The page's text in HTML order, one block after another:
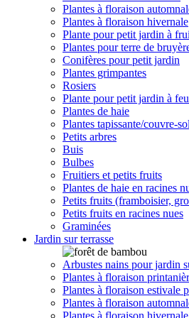
Plantes à floraison
Plantes à floraison hivernale
Plante pour petit jardin à
Plantes pour terre de
Conifères pour petit jardin
Plantes grimpantes
Rosiers
Plante pour petit jardin à
Plantes de haie
Plantes tapissante/couvre-
Petits arbres
Buis
Bulbes
Fruitiers et petits fruits
Plantes de haie en racines
Petits fruits (framboisier,
Petits fruits en racines nues
Graminées
Jardin sur terrasse
Arbustes nains pour jardin
Plantes à floraison
Plantes à floraison estivale
Plantes à floraison
Plantes à floraison